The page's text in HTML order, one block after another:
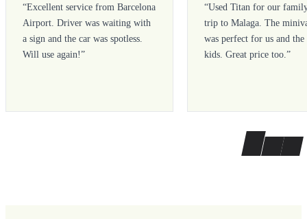
“Excellent service from Barcelona
Airport. Driver was waiting with
a sign and the car was spotless.
Will use again!”
“Used Titan for our
trip to Malaga. The
was perfect for us and the
kids. Great price too.”